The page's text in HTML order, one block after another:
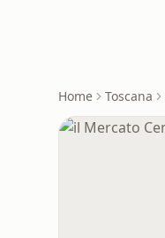
Home Toscana